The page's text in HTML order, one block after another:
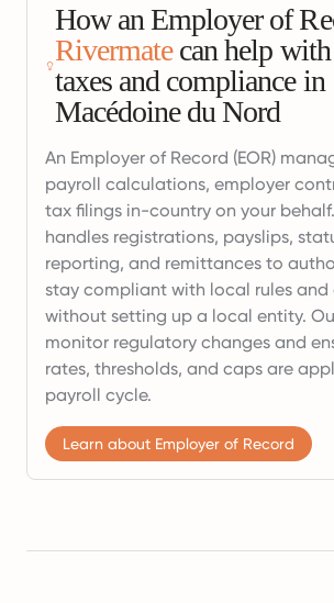
How an Employer of
Rivermatecan help
taxes and compliance in
Macédoine du Nord
An Employer of Record (EOR)
payroll calculations, employer
tax filings in-country on your
handles registrations, payslips,
reporting, and remittances to
stay compliant with local rules
without setting up a local entity.
monitor regulatory changes and
rates, thresholds, and caps are
payroll cycle.
Learn about Employer of Record